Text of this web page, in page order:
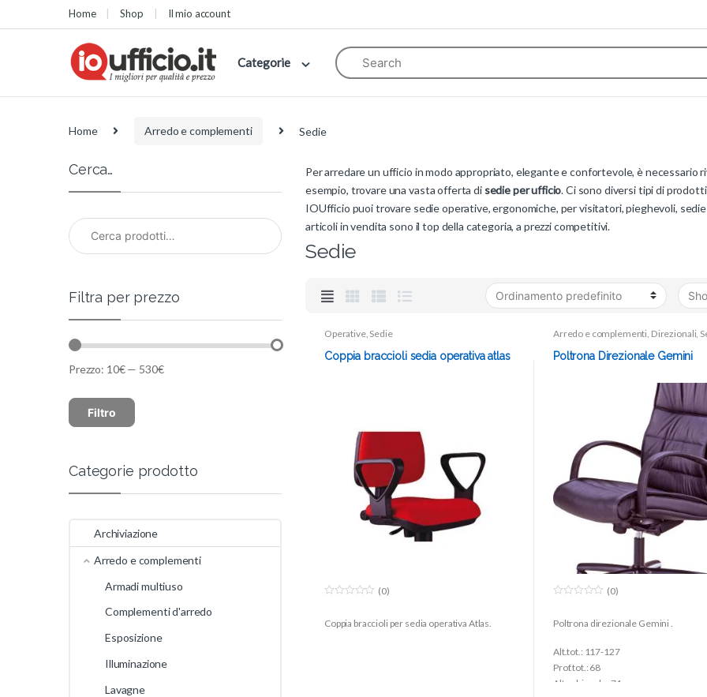
Skip to navigation
Skip to contentHome Shop Il mio account
Categorie
Home Arredo e complementi Sedie
Per arredare un ufficio in modo appropriato, elegante e confortevole, è necessario
esempio, trovare una vasta offerta di sedie per ufficio. Ci sono diversi tipi di
IOUfficio puoi trovare sedie operative, ergonomiche, per visitatori, pieghevoli,
articoli in vendita sono il top della categoria, a prezzi competitivi.
Sedie
Operative, Sedie
Coppia braccioli sedia operativa atlas
u
(0)
Coppia braccioli per sedia operativa Atlas.
Arredo e complementi, Direzionali,
Poltrona Direzionale Gemini
u
f
(0)
Poltrona direzionale Gemini .
Alt.tot.: 117-127
Prof.tot.: 68
Alt.schienale: 71
Cerca…
Cerca:
Filtra per prezzo
Filtro
Prezzo: 10€— 530€
Categorie prodotto
Archiviazione
Arredo e complementi
Armadi multiuso
Complementi d'arredo
Esposizione
Illuminazione
Lavagne